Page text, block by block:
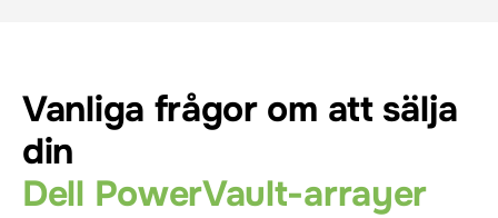
Vanliga frågor om att sälja
din
Dell PowerVault-arrayer